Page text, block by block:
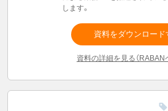
します。
資料をダウンロード
資料の詳細を見る（RABAN